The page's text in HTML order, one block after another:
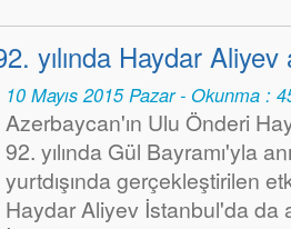
yılında Haydar Aliyev
10 Mayıs 2015 Pazar - Okunma :
Azerbaycan'ın Ulu Önderi
92. yılında Gül Bayramı'yla
yurtdışında gerçekleştirilen
Haydar Aliyev İstanbul'da da